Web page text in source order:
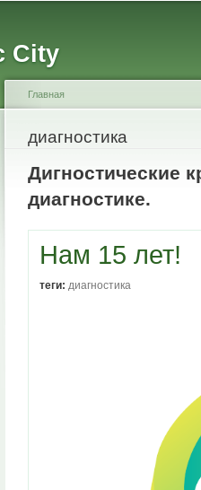
City
You are here
Главная
диагностика
Дигностические
диагностике.
Нам 15 лет!
теги: диагностика